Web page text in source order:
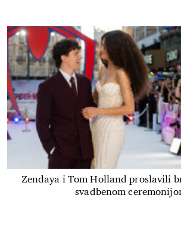
Zendaya i Tom Holland proslavili
svadbenom